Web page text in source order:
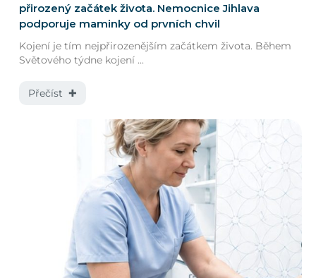
přirozený začátek života. Nemocnice Jihlava
podporuje maminky od prvních chvil
Kojení je tím nejpřirozenějším začátkem života. Během
Světového týdne kojení ...
Přečíst ✚